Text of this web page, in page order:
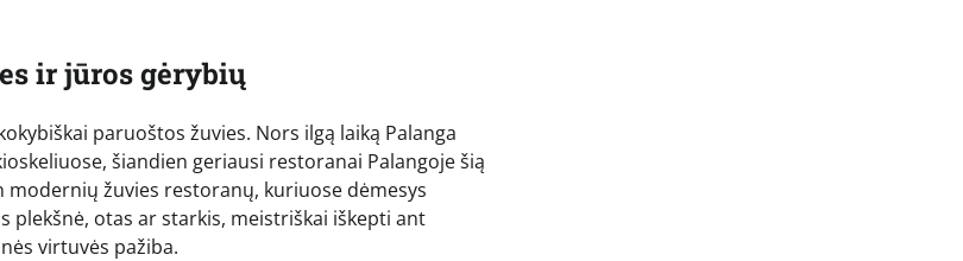
ir jūros gėrybių
paruoštos žuvies. Nors ilgą laiką Palanga
šiandien geriausi restoranai Palangoje šią
žuvies restoranų, kuriuose dėmesys
plekšnė, otas ar starkis, meistriškai iškepti ant
virtuvės pažiba.